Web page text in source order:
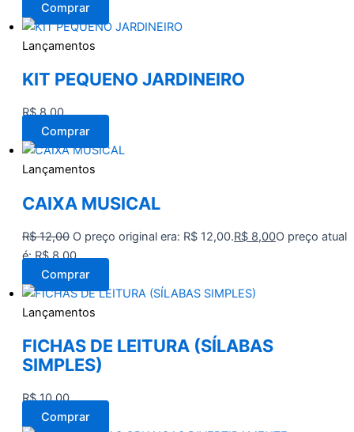
Comprar
Lançamentos
KIT PEQUENO JARDINEIRO
R$8,00
Comprar
Lançamentos
CAIXA MUSICAL
R$12,00 O preço original era: R$ 12,00.R$ 8,00O preço atual
é: R$ 8,00.
Comprar
Lançamentos
FICHAS DE LEITURA (SÍLABAS
SIMPLES)
R$10,00
Comprar